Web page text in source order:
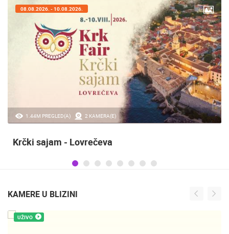
1.44M PREGLED(A) 2 KAMERA(E)
08.08.2026. - 10.08.2026.
Krčki sajam - Lovrečeva
KAMERE U BLIZINI
UŽIVO